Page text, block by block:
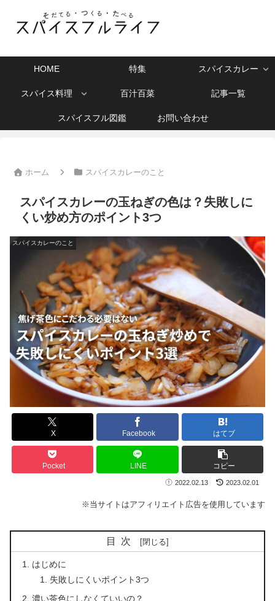
HOME 特集 スパイスカレー
スパイス料理 百汁百菜 記事一覧
スパイスフル図鑑 お問い合わせ
ホーム スパイスカレーのこと
スパイスカレーの玉ねぎの色は？失敗しに
くい炒め方のポイント3つ
スパイスカレーのこと
X Facebook はてブ
Pocket LINE コピー
2022.02.13 2023.02.01
※当サイトはアフィリエイト広告を使用しています
目次
はじめに
失敗しにくいポイント3つ
濃い茶色にしなくていいの？